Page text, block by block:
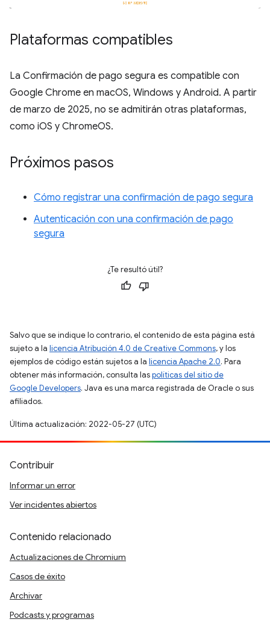
Plataformas compatibles
La Confirmación de pago segura es compatible con
Google Chrome en macOS, Windows y Android. A partir
de marzo de 2025, no se admitirán otras plataformas,
como iOS y ChromeOS.
Próximos pasos
Cómo registrar una confirmación de pago segura
Autenticación con una confirmación de pago
segura
¿Te resultó útil?
Salvo que se indique lo contrario, el contenido de esta página está
sujeto a la licencia Atribución 4.0 de Creative Commons, y los
ejemplos de código están sujetos a la licencia Apache 2.0. Para
obtener más información, consulta laspolíticas del sitio de
Google Developers. Java es una marca registrada de Oracle o sus
afiliados.
Última actualización: 2022-05-27 (UTC)
Contribuir
Informar un error
Ver incidentes abiertos
Contenido relacionado
Actualizaciones de Chromium
Casos de éxito
Archivar
Podcasts y programas